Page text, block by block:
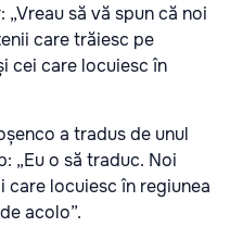
să vă spun că noi
care trăiesc pe
cei care locuiesc în
a tradus de unul
„Eu o să traduc. Noi
locuiesc în regiunea
acolo”.